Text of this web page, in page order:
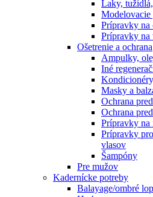
Laky,
Modelovacie
Prípravky na
Prípravky na
Ošetrenie a ochrana
Ampulky,
Iné
Masky a
Ochrana
Ochrana
Prípravky na
Prípravky
vlasov
Šampóny
Pre mužov
Kadernícke potreby
Balayage/ombré